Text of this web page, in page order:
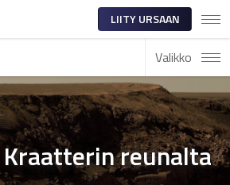
LIITY URSAAN
Valikko
Kraatterin reunalta